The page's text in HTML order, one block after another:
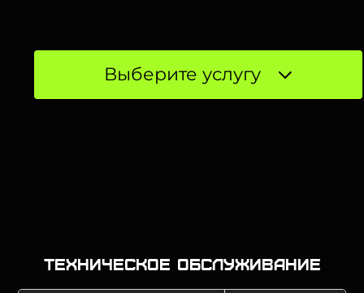
Выберите услугу
Техническое обслуживание